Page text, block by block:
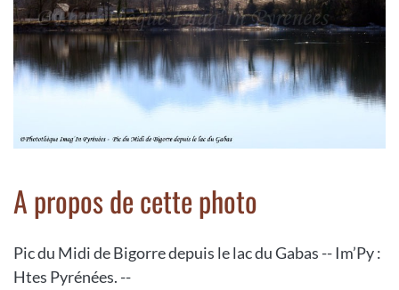
A propos de cette photo
Pic du Midi de Bigorre depuis le lac du Gabas -- Im’Py :
Htes Pyrénées. --